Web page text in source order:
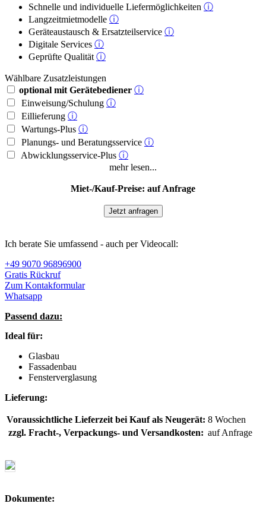
Schnelle und individuelle Liefermöglichkeiten ⓘ
Langzeitmietmodelle ⓘ
Geräteaustausch & Ersatzteilservice ⓘ
Digitale Services ⓘ
Geprüfte Qualität ⓘ
Wählbare Zusatzleistungen
optional mit Gerätebediener ⓘ
Einweisung/Schulung ⓘ
Eillieferung ⓘ
Wartungs-Plus ⓘ
Planungs- und Beratungsservice ⓘ
Abwicklungsservice-Plus ⓘ
mehr lesen...
Miet-/Kauf-Preise: auf Anfrage
Jetzt anfragen
Ich berate Sie umfassend - auch per Videocall:
+49 9070 96896900
Gratis Rückruf
Zum Kontakformular
Whatsapp
Passend dazu:
Ideal für:
Glasbau
Fassadenbau
Fensterverglasung
Lieferung:
Voraussichtliche Lieferzeit bei Kauf als Neugerät: 8 Wochen
zzgl. Fracht-, Verpackungs- und Versandkosten: auf Anfrage
Dokumente: